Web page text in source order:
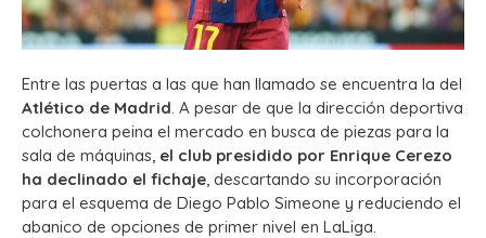
Entre las puertas a las que han llamado se encuentra la del
Atlético de Madrid . A pesar de que la dirección deportiva
colchonera peina el mercado en busca de piezas para la
sala de máquinas, el club presidido por Enrique Cerezo
ha declinado el fichaje , descartando su incorporación
para el esquema de Diego Pablo Simeone y reduciendo el
abanico de opciones de primer nivel en LaLiga.